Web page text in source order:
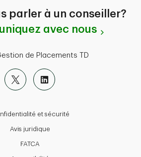
parler à un conseiller?
avec nous
de Placements TD
et sécurité
Avis juridique
FATCA